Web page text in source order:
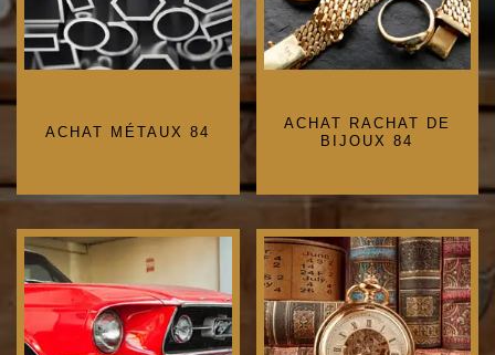
ACHAT MÉTAUX 84
ACHAT RACHAT DE
BIJOUX 84